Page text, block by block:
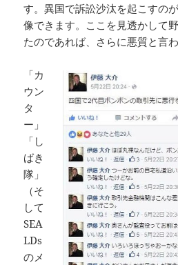
す。異国で訴訟沙汰を起こすの
像できます。ここを見透かして
たのであれば、さらに悪質と言
「カ
ウン
タ
ー」
「し
ばき
隊」
（そ
して
SEA
LDs
のメ